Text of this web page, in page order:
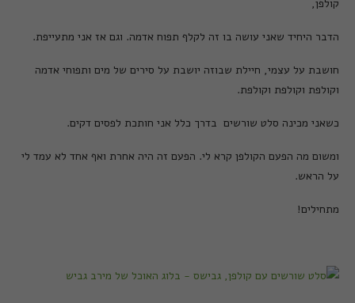
קולפן,
הדבר היחיד שאני עושה בו זה לקלף תפוח אדמה. וגם אז אני מתעייפת.
חושבת על עצמי, חיילת שבוזה יושבת על סירים של מים ותפוחי אדמה
וקולפת וקולפת וקולפת.
כשאני מכינה סלט שורשים בדרך כלל אני חותכת לפסים דקים.
ומשום מה הפעם הקולפן קרא לי. הפעם זה היה אחרת ואף אחד לא עמד לי
על הראש.
מתחילים!